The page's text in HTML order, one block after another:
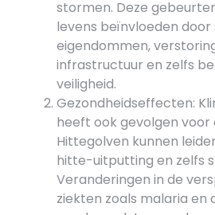
stormen. Deze
levens beïnvloeden door
eigendommen,
infrastructuur en zelfs
veiligheid.
Gezondheidseffecten:
heeft ook gevolgen voor
Hittegolven kunnen
hitte-uitputting en zelfs
Veranderingen in de
ziekten zoals malaria en